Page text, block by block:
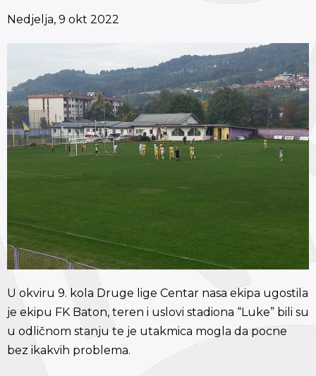
Nedjelja, 9 okt 2022
U okviru 9. kola Druge lige Centar nasa ekipa ugostila
je ekipu FK Baton, teren i uslovi stadiona “Luke” bili su
u odličnom stanju te je utakmica mogla da pocne
bez ikakvih problema.